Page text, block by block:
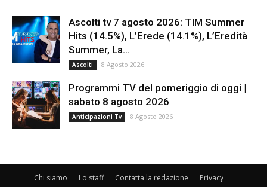
Ascolti tv 7 agosto 2026: TIM Summer
Hits (14.5%), L’Erede (14.1%), L’Eredità
Summer, La...
Ascolti 8 Agosto 2026
Programmi TV del pomeriggio di oggi |
sabato 8 agosto 2026
Anticipazioni Tv 8 Agosto 2026
Chi siamo Lo staff Contatta la redazione
Privacy